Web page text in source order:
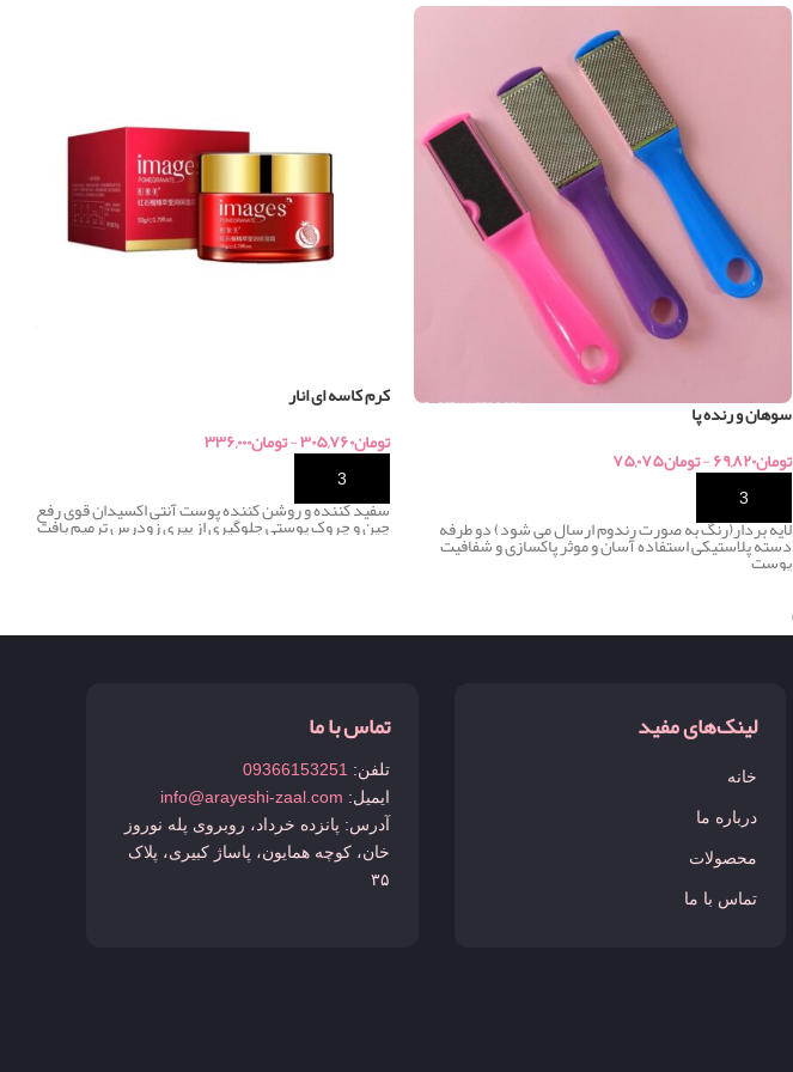
سوهان و رنده پا
تومان۶۹,۸۲۰-تومان۷۵,۰۷۵
لایه بردار(رنگ به صورت رندوم ارسال می شود) دو طرفه
دسته پلاستیکی استفاده آسان و موثر پاکسازی و شفافیت
پوست
کرم کاسه ای انار
تومان۳۰۵,۷۶۰-تومان۳۳۶,۰۰۰
سفید کننده و روشن کننده پوست آنتی اکسیدان قوی رفع
چین و چروک پوستی جلوگیری از پیری زودرس ترمیم بافت
لینک‌های مفید
خانه
درباره ما
محصولات
تماس با ما
تماس با ما
تلفن: 09366153251
ایمیل: info@arayeshi-zaal.com
آدرس: پانزده خرداد، روبروی پله نوروز
خان، کوچه همایون، پاساژ کبیری، پلاک
۳۵